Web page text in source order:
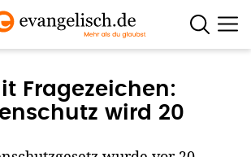
Fragezeichen:
wird 20